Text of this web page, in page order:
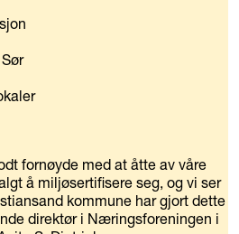
fornøyde med at åtte av våre
å miljøsertifisere seg, og vi ser
kommune har gjort dette
direktør i Næringsforeningen i